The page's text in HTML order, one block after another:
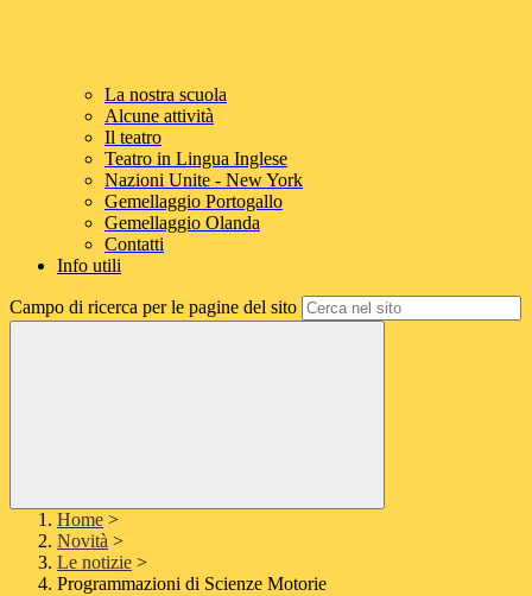
La nostra scuola
Alcune attività
Il teatro
Teatro in Lingua Inglese
Nazioni Unite - New York
Gemellaggio Portogallo
Gemellaggio Olanda
Contatti
Info utili
Campo di ricerca per le pagine del sito
Home >
Novità >
Le notizie >
Programmazioni di Scienze Motorie